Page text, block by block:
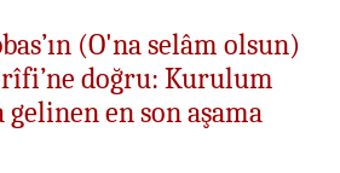
(O'na selâm olsun)
doğru: Kurulum
gelinen en son aşama